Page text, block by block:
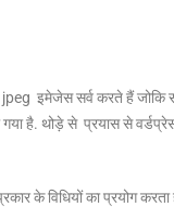
इमेजेस सर्व करते हैं
गया है. थोड़े से प्रयास से
के विधियों का प्रयोग